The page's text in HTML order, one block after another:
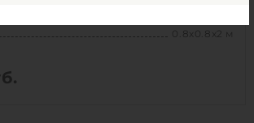
0.8х0.8х2 м